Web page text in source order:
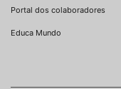
Portal dos colaboradores
Educa Mundo